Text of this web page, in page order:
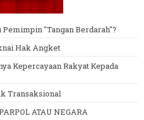
"Tangan Berdarah"?
Hak Angket
Kepercayaan Rakyat Kepada
Transaksional
ATAU NEGARA